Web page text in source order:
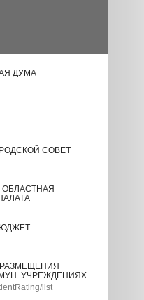
ДУМА
СОВЕТ
УЧРЕЖДЕНИЯХ
list